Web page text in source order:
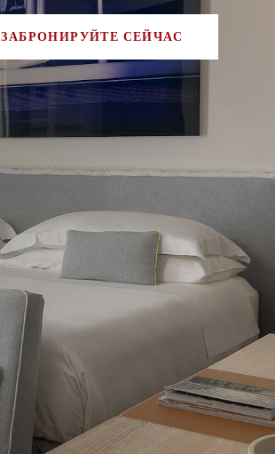
ЗАБРОНИРУЙТЕ СЕЙЧАС